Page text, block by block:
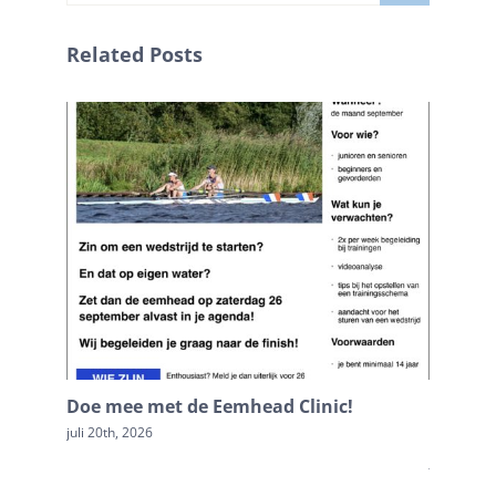
Related Posts
Doe mee met de Eemhead Clinic!
juli 20th, 2026